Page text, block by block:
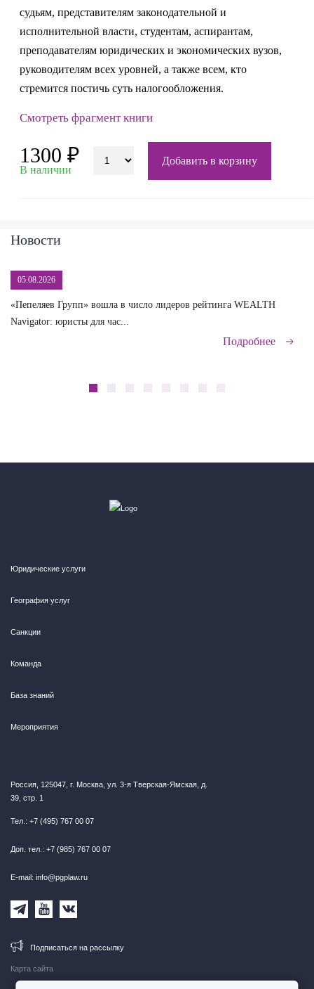
судьям, представителям законодательной и
исполнительной власти, студентам, аспирантам,
преподавателям юридических и экономических вузов,
руководителям всех уровней, а также всем, кто
стремится постичь суть налогообложения.
Смотреть фрагмент книги
1300 ₽
В наличии
Добавить в корзину
Новости
05.08.2026
«Пепеляев Групп» вошла в число лидеров рейтинга WEALTH
Navigator: юристы для час...
Подробнее
Карта сайта
Юридические услуги
География услуг
Санкции
Команда
База знаний
Мероприятия
Россия, 125047, г. Москва, ул. 3-я Тверская-Ямская, д.
39, стр. 1
Тел.: +7 (495) 767 00 07
Доп. тел.: +7 (985) 767 00 07
E-mail: info@pgplaw.ru
Подписаться на рассылку